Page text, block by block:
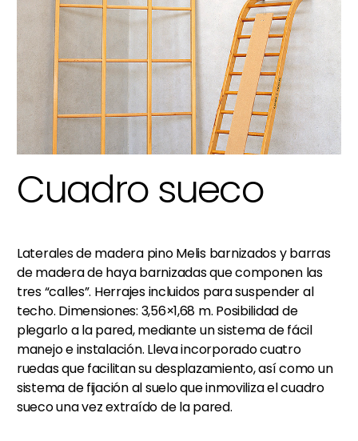
Cuadro sueco
Laterales de madera pino Melis barnizados y barras
de madera de haya barnizadas que componen las
tres “calles”. Herrajes incluidos para suspender al
techo. Dimensiones: 3,56×1,68 m. Posibilidad de
plegarlo a la pared, mediante un sistema de fácil
manejo e instalación. Lleva incorporado cuatro
ruedas que facilitan su desplazamiento, así como un
sistema de fijación al suelo que inmoviliza el cuadro
sueco una vez extraído de la pared.